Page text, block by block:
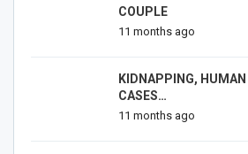
COUPLE
11 months ago
KIDNAPPING,
CASES…
11 months ago